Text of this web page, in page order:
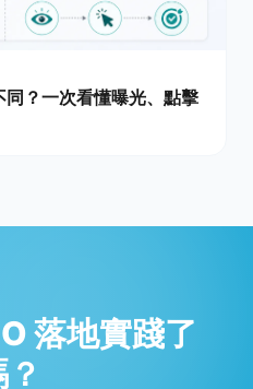
？一次看懂曝光、點擊
落地實踐了